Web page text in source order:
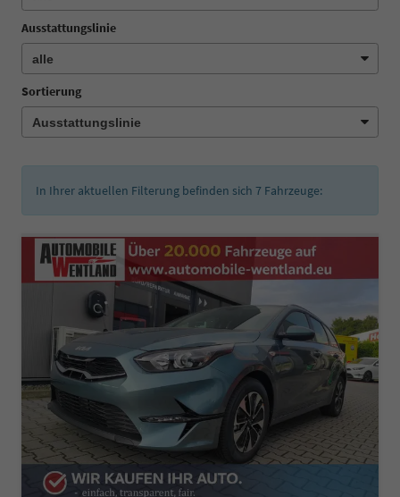
Ausstattungslinie
Sortierung
In Ihrer aktuellen Filterung befinden sich 7 Fahrzeuge: